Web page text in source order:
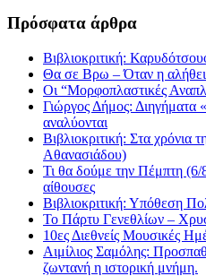
Πρόσφατα άρθρα
Βιβλιοκριτική:
Θα σε Βρω – Όταν η
Οι “Μορφοπλαστικές
Γιώργος Δήμος: Διηγήματα
αναλύονται
Βιβλιοκριτική: Στα χρόνια
Αθανασιάδου)
Τι θα δούμε την Πέμπτη (6/
αίθουσες
Βιβλιοκριτική: Υπόθεση
Το Πάρτυ Γενεθλίων –
10ες Διεθνείς Μουσικές
Αιμίλιος Σαμόλης:
ζωντανή η ιστορική μνήμη.